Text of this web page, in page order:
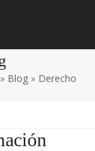
» Blog » Derecho